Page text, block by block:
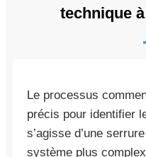
technique
Le processus
précis pour identifier
s’agisse d’une
système plus